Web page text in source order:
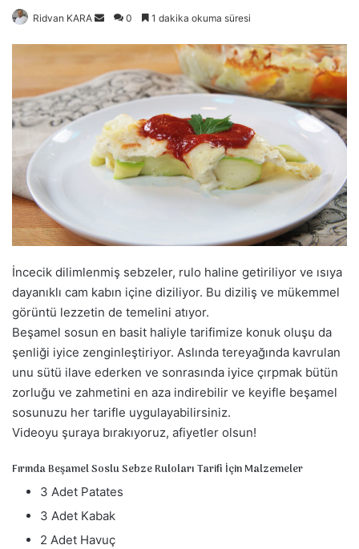
Ridvan KARA
e
o
s
t
n
d
e
0 1 dakika okuma süresi
İncecik dilimlenmiş sebzeler, rulo haline getiriliyor ve ısıya
dayanıklı cam kabın içine diziliyor. Bu diziliş ve mükemmel
görüntü lezzetin de temelini atıyor.
Beşamel sosun en basit haliyle tarifimize konuk oluşu da
şenliği iyice zenginleştiriyor. Aslında tereyağında kavrulan
unu sütü ilave ederken ve sonrasında iyice çırpmak bütün
zorluğu ve zahmetini en aza indirebilir ve keyifle beşamel
sosunuzu her tarifle uygulayabilirsiniz.
Videoyu şuraya bırakıyoruz, afiyetler olsun!
Fırında Beşamel Soslu Sebze Ruloları Tarifi İçin Malzemeler
3 Adet Patates
3 Adet Kabak
2 Adet Havuç